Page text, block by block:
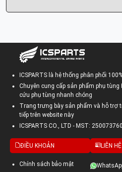
ICSPARTS là hệ thống phân phối
Chuyên cung cấp sản phẩm phụ
cứu phụ tùng nhanh chóng
Trang trưng bày sản phẩm và hỗ trợ
tiếp trên website này
ICSPARTS CO., LTD - MST:
ĐIỀU KHOẢN
Chính sách bảo mật
LIÊN